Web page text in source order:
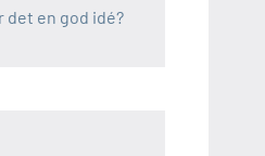
det en god idé?